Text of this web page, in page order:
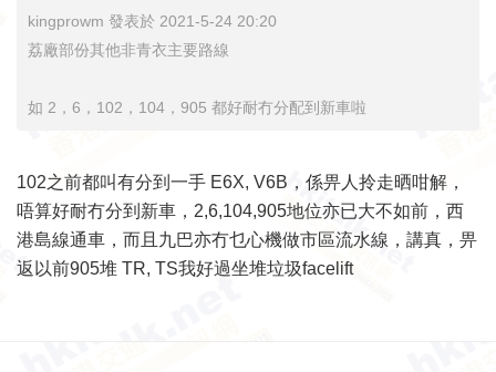
kingprowm 發表於 2021-5-24 20:20
荔廠部份其他非青衣主要路線
如 2，6，102，104，905 都好耐冇分配到新車啦
102之前都叫有分到一手 E6X, V6B，係畀人拎走晒咁解，
唔算好耐冇分到新車，2,6,104,905地位亦已大不如前，西
港島線通車，而且九巴亦冇乜心機做市區流水線，講真，畀
返以前905堆 TR, TS我好過坐堆垃圾facelift